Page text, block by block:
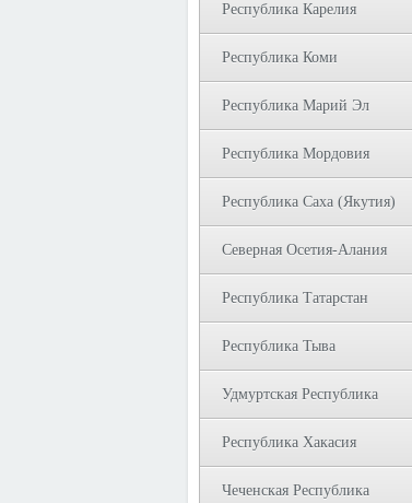
Республика Карелия
Республика Коми
Республика Марий Эл
Республика Мордовия
Республика Саха (Якутия)
Северная Осетия-Алания
Республика Татарстан
Республика Тыва
Удмуртская Республика
Республика Хакасия
Чеченская Республика